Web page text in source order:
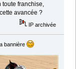
toute franchise,
avancée ?
IP archivée
bannière